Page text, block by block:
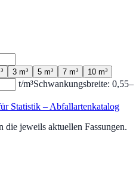
3 m³ 5 m³ 7 m³ 10 m³
t/m³Schwankungsbreite: 0,55–
Statistik – Abfallartenkatalog
die jeweils aktuellen Fassungen.